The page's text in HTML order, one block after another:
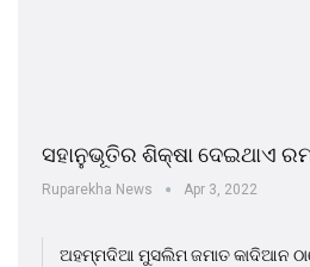
ସହାନୁଭୂତିର ଶିକ୍ଷା ଦେଇଥାଏ
Ruparekha News Apr 3, 2022
ଅହମ୍ମଦିଆ ମୁସଲିମ ଜମାତ କାଦିଆନ